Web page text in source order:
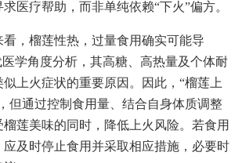
医疗帮助，而非单纯依赖“下火”偏方。
看，榴莲性热，过量食用确实可能导
学角度分析，其高糖、高热量及个体耐
上火症状的重要原因。因此，“榴莲上
但通过控制食用量、结合自身体质调整
莲美味的同时，降低上火风险。若食用
应及时停止食用并采取相应措施，必要时